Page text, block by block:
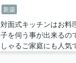
新築
対面式キッチンはお料
子を伺う事が出来るの
しゃるご家庭にも人気